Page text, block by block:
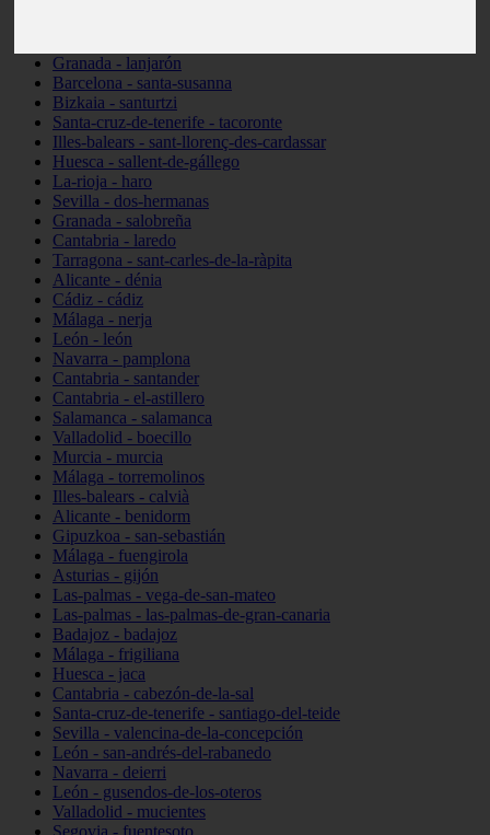
Granada - lanjarón
Barcelona - santa-susanna
Bizkaia - santurtzi
Santa-cruz-de-tenerife - tacoronte
Illes-balears - sant-llorenç-des-cardassar
Huesca - sallent-de-gállego
La-rioja - haro
Sevilla - dos-hermanas
Granada - salobreña
Cantabria - laredo
Tarragona - sant-carles-de-la-ràpita
Alicante - dénia
Cádiz - cádiz
Málaga - nerja
León - león
Navarra - pamplona
Cantabria - santander
Cantabria - el-astillero
Salamanca - salamanca
Valladolid - boecillo
Murcia - murcia
Málaga - torremolinos
Illes-balears - calvià
Alicante - benidorm
Gipuzkoa - san-sebastián
Málaga - fuengirola
Asturias - gijón
Las-palmas - vega-de-san-mateo
Las-palmas - las-palmas-de-gran-canaria
Badajoz - badajoz
Málaga - frigiliana
Huesca - jaca
Cantabria - cabezón-de-la-sal
Santa-cruz-de-tenerife - santiago-del-teide
Sevilla - valencina-de-la-concepción
León - san-andrés-del-rabanedo
Navarra - deierri
León - gusendos-de-los-oteros
Valladolid - mucientes
Segovia - fuentesoto